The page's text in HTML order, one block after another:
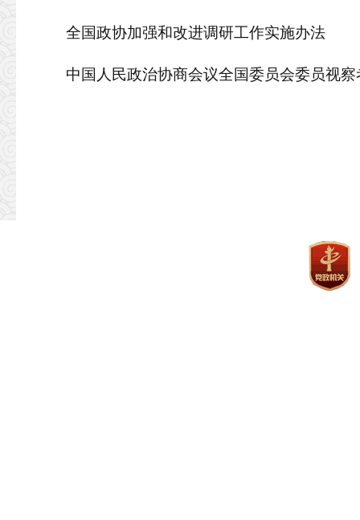
全国政协加强和改进调研工作实施办法
中国人民政治协商会议全国委员会委员视